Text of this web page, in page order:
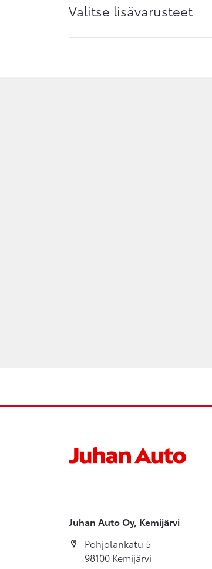
Valitse lisävarusteet
Juhan Auto Oy, Kemijärvi
Pohjolankatu 5
98100 Kemijärvi